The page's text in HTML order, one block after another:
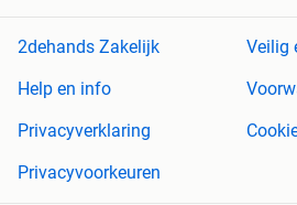
2dehands Zakelijk
Veilig
Help en info
Privacyverklaring
Privacyvoorkeuren